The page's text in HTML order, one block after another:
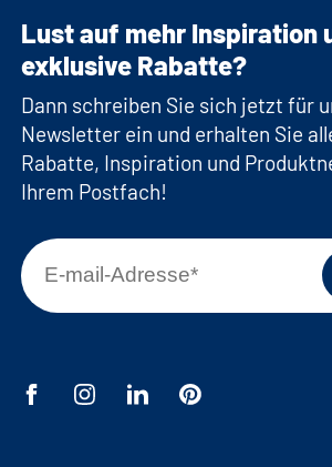
Lust auf mehr Inspiration
exklusive Rabatte?
Dann schreiben Sie sich jetzt für
Newsletter ein und erhalten Sie
Rabatte, Inspiration und
Ihrem Postfach!